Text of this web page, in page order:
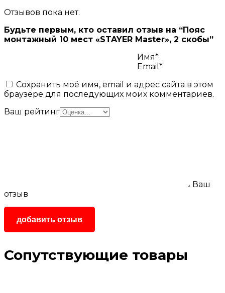
Отзывов пока нет.
Будьте первым, кто оставил отзыв на “Пояс
монтажный 10 мест «STAYER Master», 2 скобы”
Имя*
Email*
Сохранить моё имя, email и адрес сайта в этом
браузере для последующих моих комментариев.
Ваш рейтинг
Ваш
отзыв
Сопутствующие товары